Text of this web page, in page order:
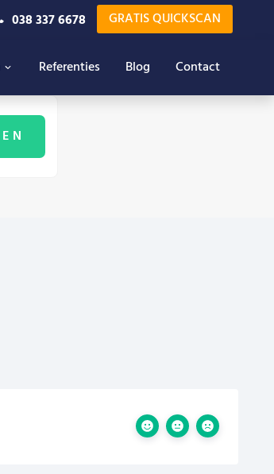
038 337 6678 GRATIS QUICKSCAN
Referenties Blog Contact